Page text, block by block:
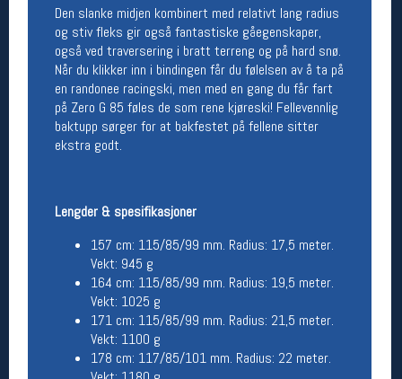
Den slanke midjen kombinert med relativt lang radius
og stiv fleks gir også fantastiske gåegenskaper,
også ved traversering i bratt terreng og på hard snø.
Når du klikker inn i bindingen får du følelsen av å ta på
en randonee racingski, men med en gang du får fart
på Zero G 85 føles de som rene kjøreski! Fellevennlig
baktupp sørger for at bakfestet på fellene sitter
ekstra godt.
Lengder & spesifikasjoner
157 cm: 115/85/99 mm. Radius: 17,5 meter.
Vekt: 945 g
164 cm: 115/85/99 mm. Radius: 19,5 meter.
Vekt: 1025 g
171 cm: 115/85/99 mm. Radius: 21,5 meter.
Vekt: 1100 g
178 cm: 117/85/101 mm. Radius: 22 meter.
Betingelser
Salgsbetingelser
Personsvernerklæring
Informasjonskapsler
Bærekraft
Org. nr: 976754360
Følg oss på